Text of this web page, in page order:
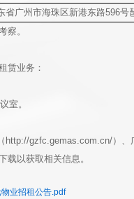
省广州市海珠区新港东路596号
察。
赁业务：
室。
gzfc.gemas.com.cn/）
载以获取相关信息。
业招租公告.pdf